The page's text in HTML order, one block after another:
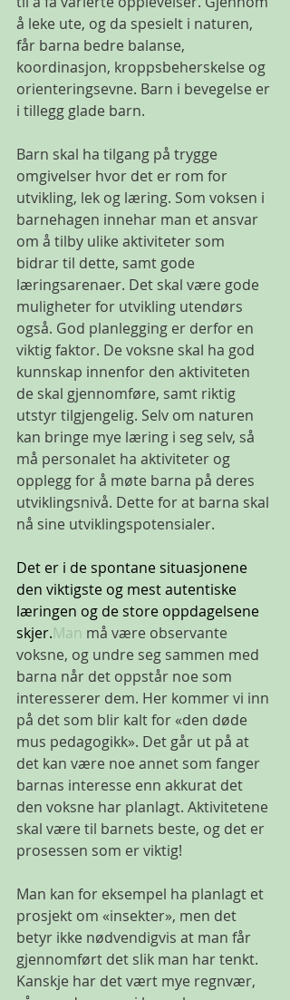
å leke ute, og da spesielt i naturen,
får barna bedre balanse,
koordinasjon, kroppsbeherskelse og
orienteringsevne. Barn i bevegelse er
i tillegg glade barn.
Barn skal ha tilgang på trygge
omgivelser hvor det er rom for
utvikling, lek og læring. Som voksen i
barnehagen innehar man et ansvar
om å tilby ulike aktiviteter som
bidrar til dette, samt gode
læringsarenaer. Det skal være gode
muligheter for utvikling utendørs
også. God planlegging er derfor en
viktig faktor. De voksne skal ha god
kunnskap innenfor den aktiviteten
de skal gjennomføre, samt riktig
utstyr tilgjengelig. Selv om naturen
kan bringe mye læring i seg selv, så
må personalet ha aktiviteter og
opplegg for å møte barna på deres
utviklingsnivå. Dette for at barna skal
nå sine utviklingspotensialer.
Det er i de spontane situasjonene
den viktigste og mest autentiske
læringen og de store oppdagelsene
skjer.Man må være observante
voksne, og undre seg sammen med
barna når det oppstår noe som
interesserer dem. Her kommer vi inn
på det som blir kalt for «den døde
mus pedagogikk». Det går ut på at
det kan være noe annet som fanger
barnas interesse enn akkurat det
den voksne har planlagt. Aktivitetene
skal være til barnets beste, og det er
prosessen som er viktig!
Man kan for eksempel ha planlagt et
prosjekt om «insekter», men det
betyr ikke nødvendigvis at man får
gjennomført det slik man har tenkt.
Kanskje har det vært mye regnvær,